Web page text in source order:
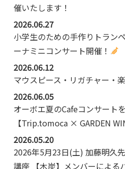
催いたします！
2026.06.27
小学生のための手作りトラン
ーナミニコンサート開催！
2026.06.12
マウスピース・リガチャー・
2026.06.05
オーボエ夏のCafeコンサート
【Trip.tomoca × GARDEN
2026.05.20
2026年5月23日(土) 加藤明久
講座 【木炭】メンバーによる